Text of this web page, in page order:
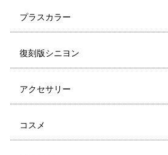
プラスカラー
復刻版シニヨン
アクセサリー
コスメ